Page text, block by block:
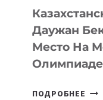
ИИ
Даужан
Место На
ПОДРОБНЕЕ